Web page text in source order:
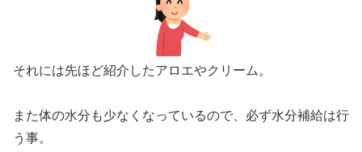
それには先ほど紹介したアロエやクリーム。
また体の水分も少なくなっているので、必ず水分補給は行
う事。